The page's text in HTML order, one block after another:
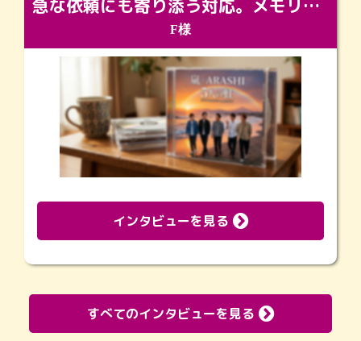
急な依頼にも寄り添う対応。メモリアルコーナーで振り返る大切な日々
F様
インタビューを見る
すべてのインタビューを見る